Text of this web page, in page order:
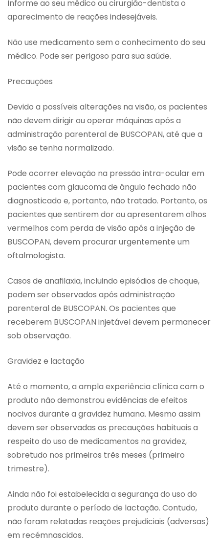
Informe ao seu médico ou cirurgião-dentista o
aparecimento de reações indesejáveis.
Não use medicamento sem o conhecimento do seu
médico. Pode ser perigoso para sua saúde.
Precauções
Devido a possíveis alterações na visão, os pacientes
não devem dirigir ou operar máquinas após a
administração parenteral de BUSCOPAN, até que a
visão se tenha normalizado.
Pode ocorrer elevação na pressão intra-ocular em
pacientes com glaucoma de ângulo fechado não
diagnosticado e, portanto, não tratado. Portanto, os
pacientes que sentirem dor ou apresentarem olhos
vermelhos com perda de visão após a injeção de
BUSCOPAN, devem procurar urgentemente um
oftalmologista.
Casos de anafilaxia, incluindo episódios de choque,
podem ser observados após administração
parenteral de BUSCOPAN. Os pacientes que
receberem BUSCOPAN injetável devem permanecer
sob observação.
Gravidez e lactação
Até o momento, a ampla experiência clínica com o
produto não demonstrou evidências de efeitos
nocivos durante a gravidez humana. Mesmo assim
devem ser observadas as precauções habituais a
respeito do uso de medicamentos na gravidez,
sobretudo nos primeiros três meses (primeiro
trimestre).
Ainda não foi estabelecida a segurança do uso do
produto durante o período de lactação. Contudo,
não foram relatadas reações prejudiciais (adversas)
em recémnascidos.